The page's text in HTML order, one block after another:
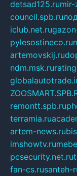
detsad125.ru
council.spb.ru
iclub.net.ru
pylesostineco.ru
artemovskij.ru
ndm.msk.ru
remontt.spb.ru
terramia.ru
artem-news.ru
imshowtv.ru
pcsecurity.net.ru
fan-cs.rusanteh-